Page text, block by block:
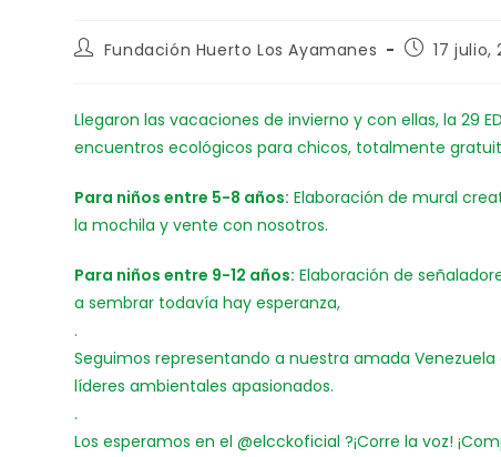
Fundación Huerto Los Ayamanes 17 julio,
Llegaron las vacaciones de invierno y con ellas, la 29
encuentros ecológicos para chicos, totalmente
Para niños entre 5-8 años: Elaboración de mural
la mochila y vente con nosotros.
Para niños entre 9-12 años: Elaboración de
a sembrar todavía hay esperanza,
.
Seguimos representando a nuestra amada
líderes ambientales apasionados.
.
Los esperamos en el @elcckoficial ?¡Corre la voz!